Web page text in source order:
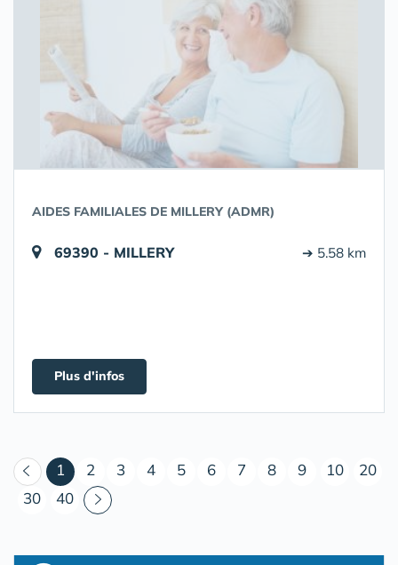
AIDES FAMILIALES DE MILLERY (ADMR)
69390 - MILLERY ➔ 5.58 km
Plus d'infos
1 (courant)
2 3 4 5 6 7 8 9 10
20
30
40